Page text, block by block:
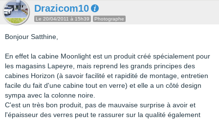
Drazicom10
Le 20/04/2011 à 15h39 Photographe
Bonjour Satthine,
En effet la cabine Moonlight est un produit créé spécialement pour
les magasins Lapeyre, mais reprend les grands principes des
cabines Horizon (à savoir facilité et rapidité de montage, entretien
facile du fait d'une cabine tout en verre) et elle a un côté design
sympa avec la colonne noire.
C'est un très bon produit, pas de mauvaise surprise à avoir et
l'épaisseur des verres peut te rassurer sur la qualité également